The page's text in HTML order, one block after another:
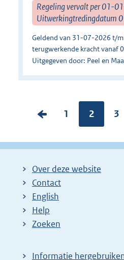
Regeling vervalt per 01-
Uitwerkingtredingdatum
Geldend van 31-07-2026 t/
terugwerkende kracht vanaf
Uitgegeven door: Peel en
V
r
g
e
p
a
i
P
g
n
1 Pagina:
2
P
g
3
Over deze website
Contact
English
Help
Zoeken
Informatie